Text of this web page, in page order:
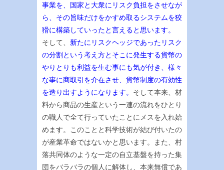
事業を、国家と大衆にリスク負担をさせなが
ら、その旨味だけをかすめ取るシステムを狡
猾に構築していったと言えると思います。
そして、 新たにリスクヘッジであったリスク
の分割という考え方とそこに発生する貨幣の
やりとりも利益を生む事にも気が付き、様々
な事に商取引を介在させ、貨幣制度の有効性
を造り出すようになります。 そして本来、材
料から商品の生産という一連の流れをひとり
の職人で全て行っていたことにメスを入れ始
めます。このことと科学技術が結び付いたの
が産業革命ではないかと思います。また、村
落共同体のような一定の自立基盤を持った集
団をバラバラの個人に解体し、本来無償であ